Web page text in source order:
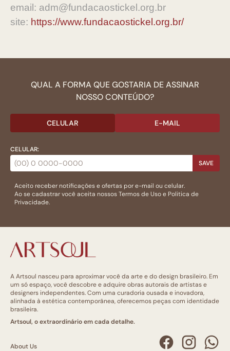
email: adm@fundacaostickel.org.br
site: https://www.fundacaostickel.org.br/
QUAL A FORMA QUE GOSTARIA DE ASSINAR
NOSSO CONTEÚDO?
CELULAR E-MAIL
CELULAR:
SAVE
Aceito receber notificações e ofertas por e-mail ou celular.
Ao se cadastrar você aceita nossosTermos de Usoe Politica de
Privacidade.
A Artsoul nasceu para aproximar você da arte e do design brasileiro. Em
um só espaço, você descobre e adquire obras autorais de artistas e
designers independentes. Com uma curadoria ousada e inovadora,
alinhada à estética contemporânea, oferecemos peças com identidade
brasileira.
Artsoul, o extraordinário em cada detalhe.
About Us